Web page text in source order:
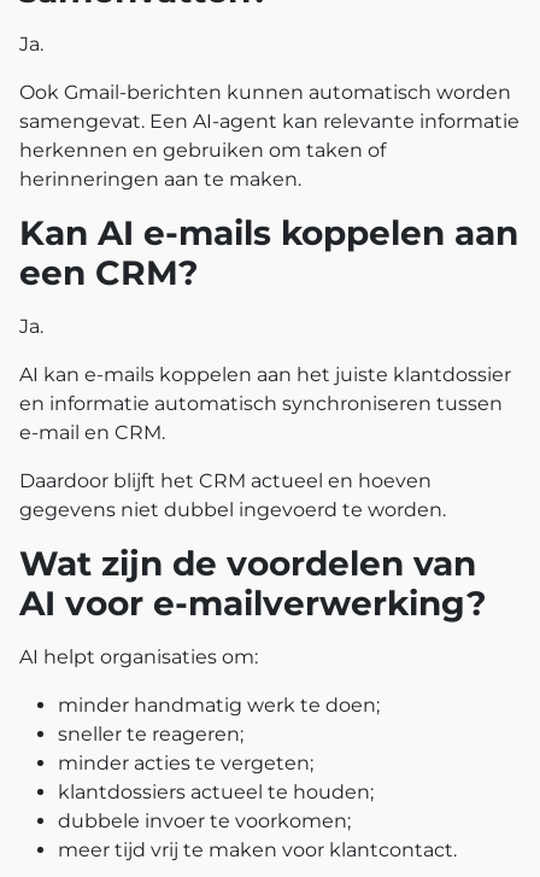
Ja.
Ook Gmail-berichten kunnen automatisch worden
samengevat. Een AI-agent kan relevante informatie
herkennen en gebruiken om taken of
herinneringen aan te maken.
Kan AI e-mails koppelen aan
een CRM?
Ja.
AI kan e-mails koppelen aan het juiste klantdossier
en informatie automatisch synchroniseren tussen
e-mail en CRM.
Daardoor blijft het CRM actueel en hoeven
gegevens niet dubbel ingevoerd te worden.
Wat zijn de voordelen van
AI voor e-mailverwerking?
AI helpt organisaties om:
minder handmatig werk te doen;
sneller te reageren;
minder acties te vergeten;
klantdossiers actueel te houden;
dubbele invoer te voorkomen;
meer tijd vrij te maken voor klantcontact.